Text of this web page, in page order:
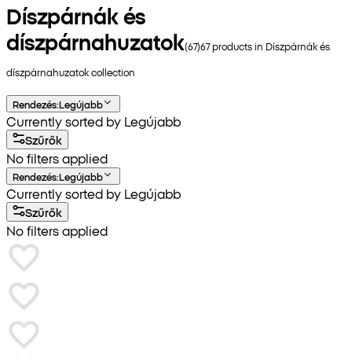
Díszpárnák és
díszpárnahuzatok(67)67products in Díszpárnák és
díszpárnahuzatokcollection
Rendezés:Legújabb
Currently sorted by Legújabb
Szűrők
No filters applied
Rendezés:Legújabb
Currently sorted by Legújabb
Szűrők
No filters applied